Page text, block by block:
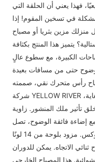
فهذا يعني أن الحلقة التي
مشكلة في تسخين المقوم! إذا
منزلك مزين بثريا أو مصباح
يتميز هذا المنتج بكثافة
الكبيرة، مع سطوع عالٍ
رأس متحرك نقي، صممته
شركة YELLOW RIVER للعملاء المتميزين. يتميز بشعاع قوي للغاية،
تأثير ملك المنشور. زاوية
قابلة للتبديل بين 4° و8°، مع إضاءة فائقة الوضوح، تصل
إضاءة 10 أمتار إلى 227,000 لوكس. مزود بلوحة من 14 لونًا
الاتجاه. يمكن للدوران
هذا المصباح الخارجي